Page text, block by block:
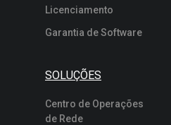
SOLUÇÕES
Licenciamento
Centro de Operações
de Rede
Garantia de Software